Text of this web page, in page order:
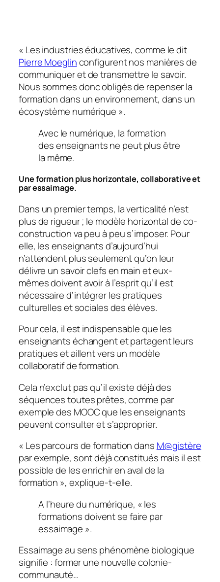
« Les industries éducatives, comme le dit
Pierre Moeglinconfigurent nos manières de
communiquer et de transmettre le savoir.
Nous sommes donc obligés de repenser la
formation dans un environnement, dans un
écosystème numérique ».
Avec le numérique, la formation
des enseignants ne peut plus être
la même.
Une formation plus horizontale, collaborative et
par essaimage.
Dans un premier temps, la verticalité n’est
plus de rigueur ; le modèle horizontal de co-
construction va peu à peu s’imposer. Pour
elle, les enseignants d’aujourd’hui
n’attendent plus seulement qu’on leur
délivre un savoir clefs en main et eux-
mêmes doivent avoir à l’esprit qu’il est
nécessaire d’intégrer les pratiques
culturelles et sociales des élèves.
Pour cela, il est indispensable que les
enseignants échangent et partagent leurs
pratiques et aillent vers un modèle
collaboratif de formation.
Cela n’exclut pas qu’il existe déjà des
séquences toutes prêtes, comme par
exemple des MOOC que les enseignants
peuvent consulter et s’approprier.
« Les parcours de formation dans M@gistère
par exemple, sont déjà constitués mais il est
possible de les enrichir en aval de la
formation », explique-t-elle.
A l’heure du numérique, « les
formations doivent se faire par
essaimage ».
Essaimage au sens phénomène biologique
signifie : former une nouvelle colonie-
communauté…